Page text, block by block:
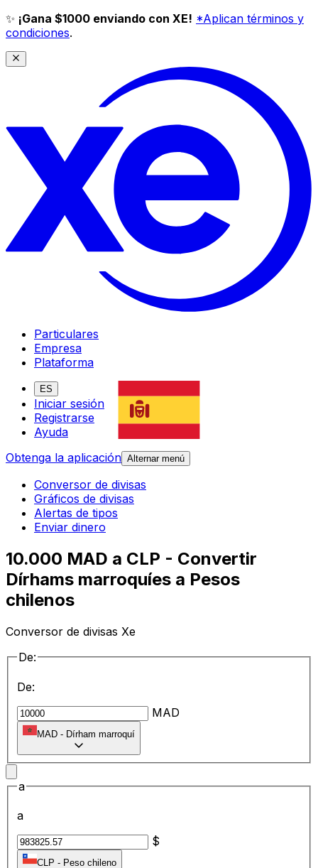
✨ ¡Gana $1000 enviando con XE! *Aplican términos y
condiciones.
Particulares
Empresa
Plataforma
ES
Iniciar sesión
Registrarse
Ayuda
Obtenga la aplicación Alternar menú
Conversor de divisas
Gráficos de divisas
Alertas de tipos
Enviar dinero
10.000 MAD a CLP - Convertir
Dírhams marroquíes a Pesos
chilenos
Conversor de divisas Xe
De:
De:
MAD
MAD - Dírham marroquí
a
a
$
CLP - Peso chileno